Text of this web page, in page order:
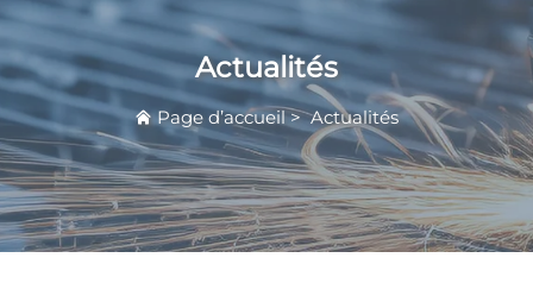
Actualités
Page d’accueil>Actualités